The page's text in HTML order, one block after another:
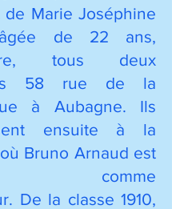
de Marie Joséphine
de 22 ans,
tous deux
58 rue de la
à Aubagne. Ils
ensuite à la
Bruno Arnaud est
comme
De la classe 1910,